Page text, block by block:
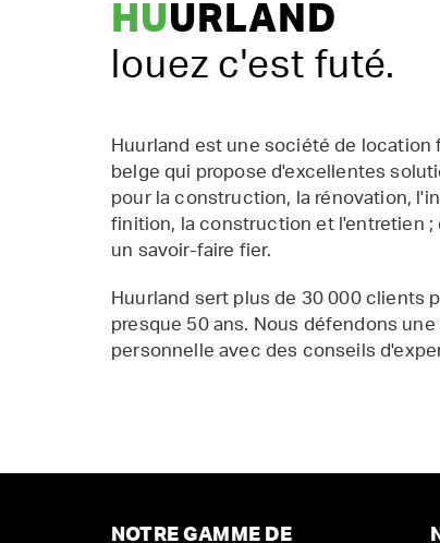
HUURLAND
louez c'est futé.
Huurland est une société de location
belge qui propose d'excellentes
pour la construction, la rénovation,
finition, la construction et l'entretien ;
un savoir-faire fier.
Huurland sert plus de 30 000 clients
presque 50 ans. Nous défendons une
personnelle avec des conseils
NOTRE GAMME DE